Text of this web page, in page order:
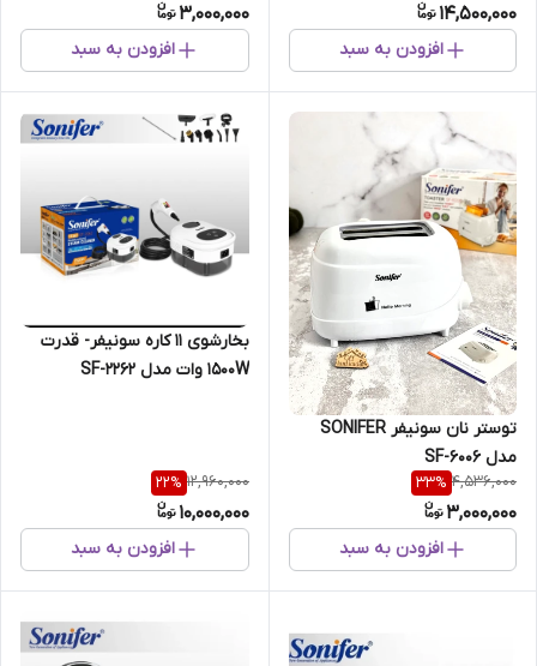
14,500,000
افزودن به سبد
3,000,000
افزودن به سبد
توستر نان سونیفر SONIFER
مدل SF-6006
4,536,000
33%
3,000,000
افزودن به سبد
بخارشوی 11 کاره سونیفر- قدرت
1500W وات مدل SF-2262
12,960,000
22%
10,000,000
افزودن به سبد